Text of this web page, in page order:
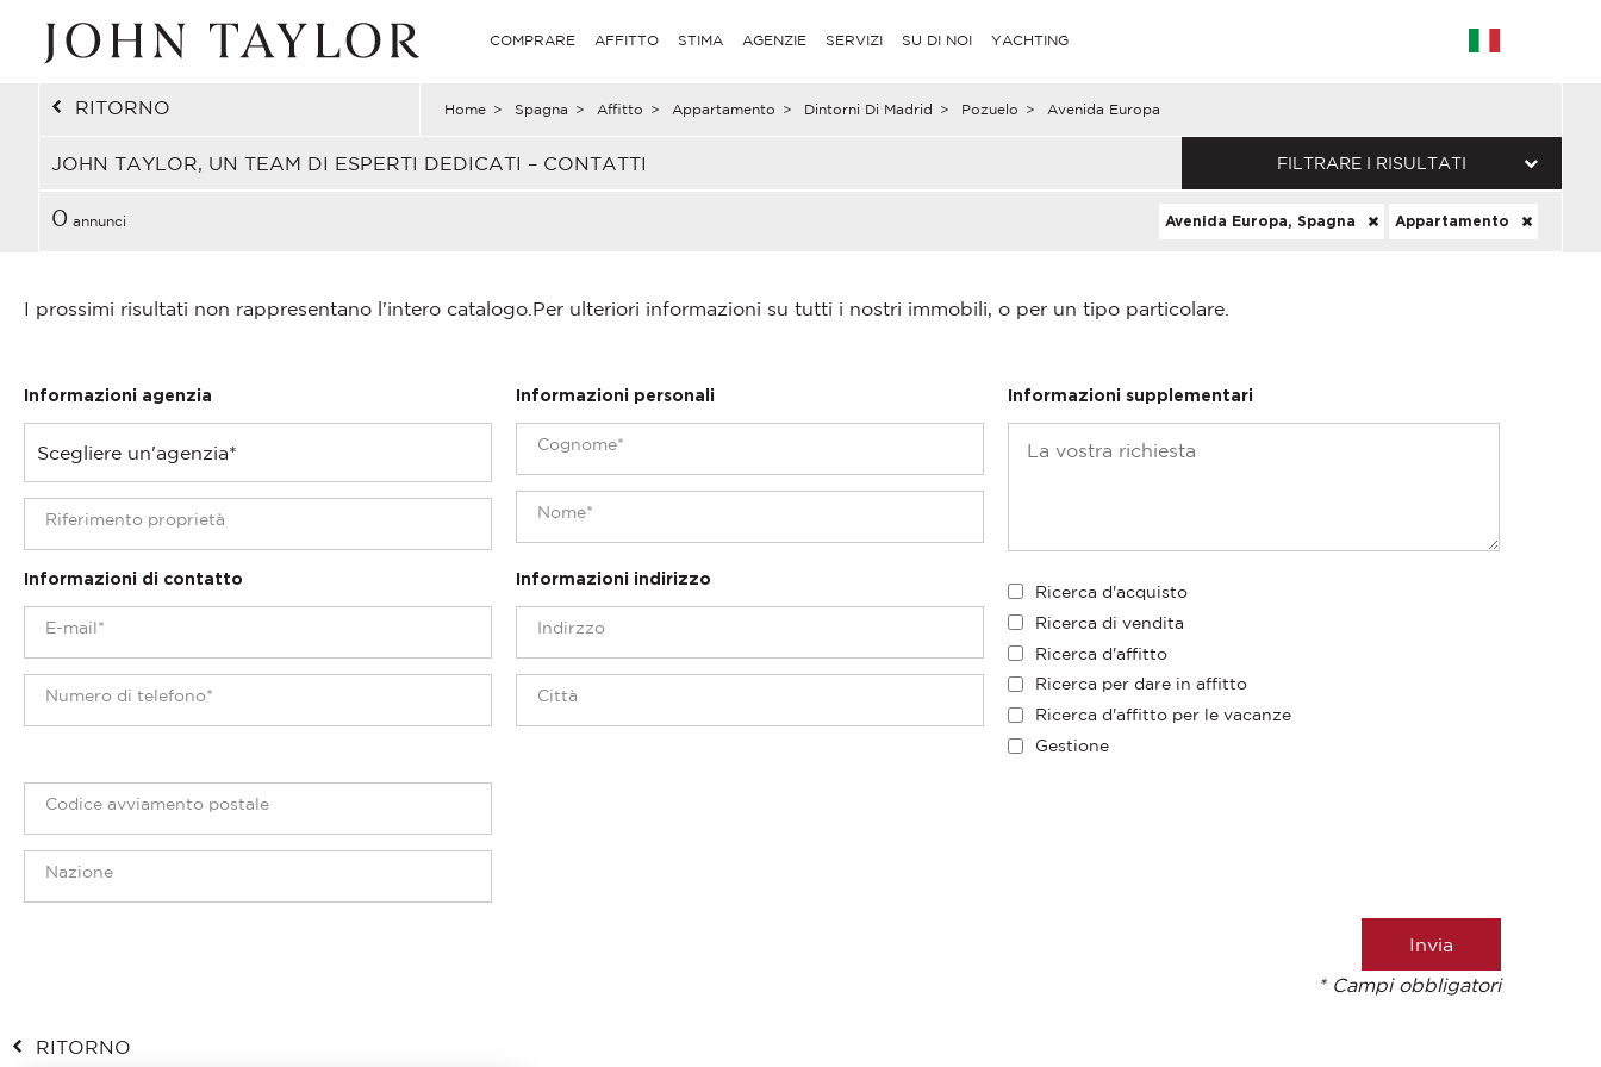
COMPRARE AFFITTO STIMA AGENZIE SERVIZI SU DI NOI YACHTING
RITORNO Home > Spagna > Affitto > Appartamento > Dintorni Di Madrid > Pozuelo > Avenida Europa
JOHN TAYLOR, UN TEAM DI ESPERTI DEDICATI – CONTATTI FILTRARE I RISULTATI
0 annunci Avenida Europa, Spagna Appartamento
I prossimi risultati non rappresentano l'intero catalogo. Per ulteriori informazioni su tutti i nostri immobili, o per un tipo particolare.
Informazioni agenzia Informazioni personali
Informazioni di contatto Informazioni indirizzo
Informazioni supplementari
Ricerca d'acquisto
Ricerca di vendita
Ricerca d'affitto
Ricerca per dare in affitto
Ricerca d'affitto per le vacanze
Gestione
* Campi obbligatori
RITORNO